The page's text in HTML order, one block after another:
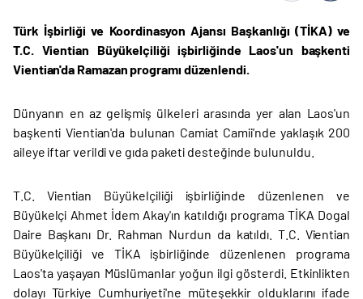
Türk İşbirliği ve Koordinasyon Ajansı Başkanlığı (TİKA) ve
T.C. Vientian Büyükelçiliği işbirliğinde Laos'un başkenti
Vientian'da Ramazan programı düzenlendi.
Dünyanın en az gelişmiş ülkeleri arasında yer alan Laos'un
başkenti Vientian'da bulunan Camiat Camii'nde yaklaşık 200
aileye iftar verildi ve gıda paketi desteğinde bulunuldu.
T.C. Vientian Büyükelçiliği işbirliğinde düzenlenen ve
Büyükelçi Ahmet İdem Akay'ın katıldığı programa TİKA Dogal
Daire Başkanı Dr. Rahman Nurdun da katıldı. T.C. Vientian
Büyükelçiliği ve TİKA işbirliğinde düzenlenen programa
Laos'ta yaşayan Müslümanlar yoğun ilgi gösterdi. Etkinlikten
dolayı Türkiye Cumhuriyeti'ne müteşekkir olduklarını ifade